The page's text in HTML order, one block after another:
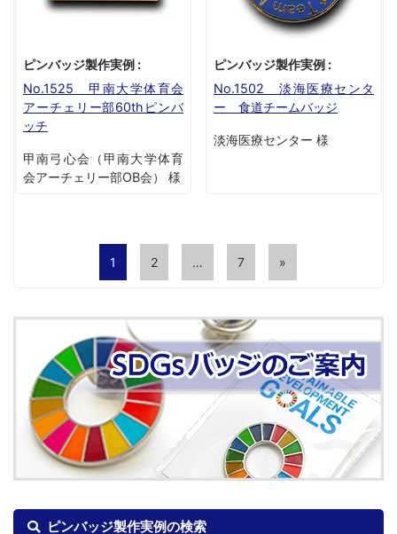
ピンバッジ製作実例の検索
ピンバッジ製作実例 :
No.1525 甲南大学体育会
アーチェリー部60thピンバ
ッチ
甲南弓心会（甲南大学体育
会アーチェリー部OB会） 様
ピンバッジ製作実例 :
No.1502 淡海医療センタ
ー 食道チームバッジ
淡海医療センター 様
1 2 … 7 »